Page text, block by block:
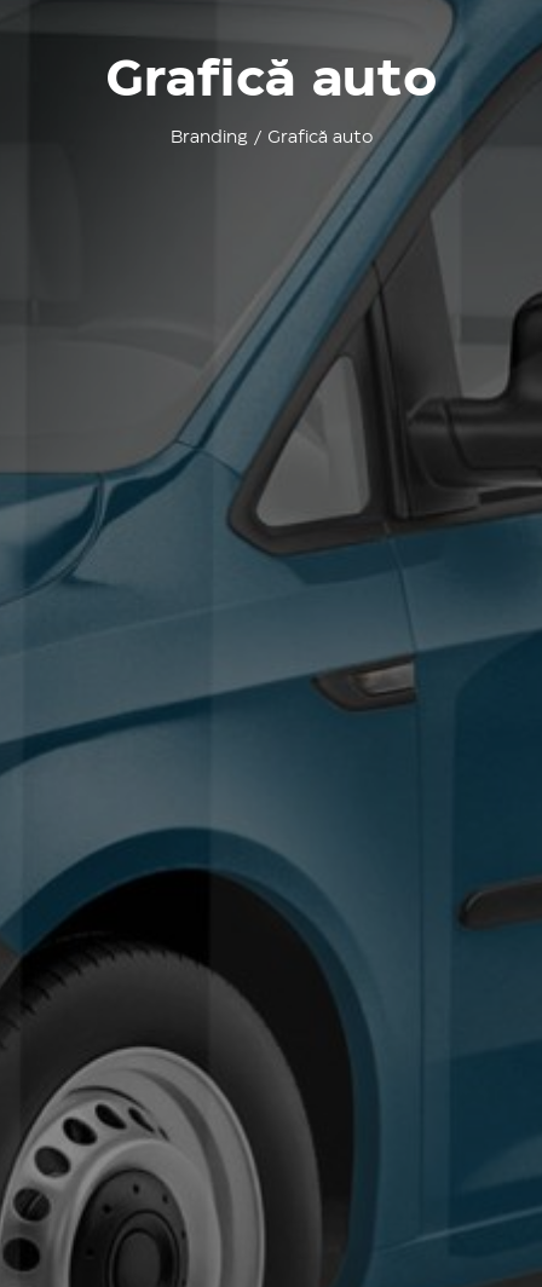
Grafică auto
Branding / Grafică auto